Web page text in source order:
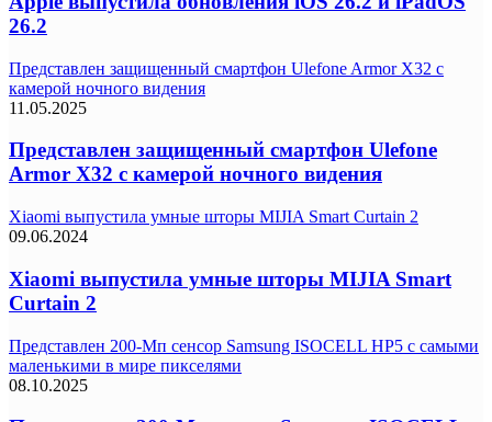
26.2
Представлен защищенный смартфон Ulefone Armor X32 с
камерой ночного видения
11.05.2025
Представлен защищенный смартфон Ulefone
Armor X32 с камерой ночного видения
Xiaomi выпустила умные шторы MIJIA Smart Curtain 2
09.06.2024
Xiaomi выпустила умные шторы MIJIA Smart
Curtain 2
Представлен 200-Мп сенсор Samsung ISOCELL HP5 с самыми
маленькими в мире пикселями
08.10.2025